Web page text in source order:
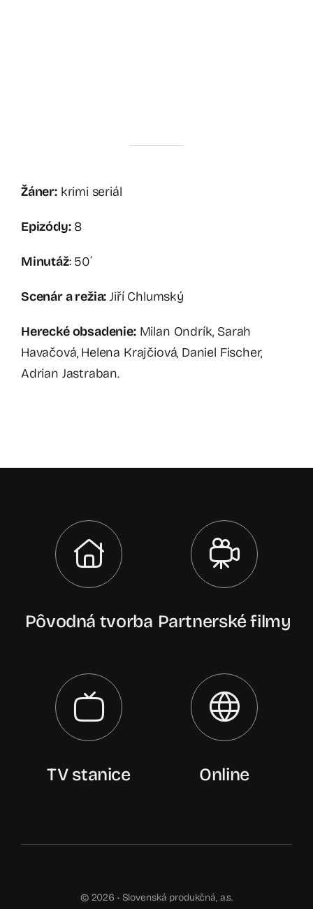
Žáner:krimi seriál
Epizódy:8
Minutáž: 50´
Scenár a režia: Jiří Chlumský
Herecké obsadenie:Milan Ondrík, Sarah
Havačová, Helena Krajčiová, Daniel Fischer,
Adrian Jastraban.
Pôvodná tvorba Partnerské filmy
TV stanice Online
© 2026 • Slovenská produkčná, a.s.